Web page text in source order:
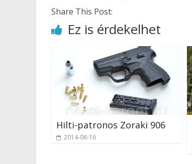
Share This Post:
Ez is érdekelhet
Hilti-patronos Zoraki 906
2014-06-16